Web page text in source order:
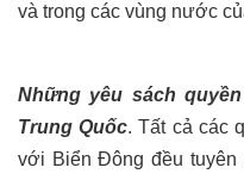
và trong các vùng nước
Những yêu sách
Trung Quốc. Tất cả các
với Biển Đông đều tuyên